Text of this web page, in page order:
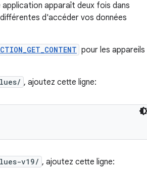
apparaît deux fois dans
d'accéder vos données
pour les appareils
, ajoutez cette ligne:
v19/ , ajoutez cette ligne: